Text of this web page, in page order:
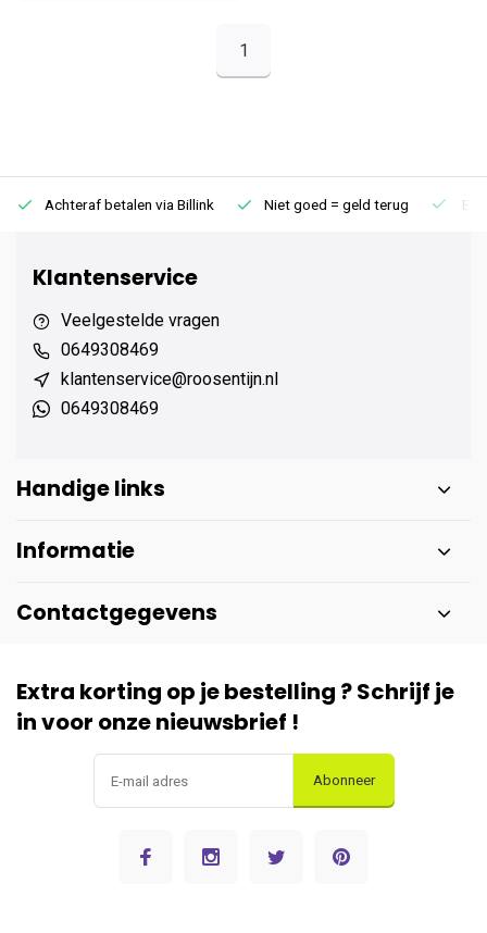
1
Achteraf betalen via Billink Niet goed = geld terug
Klantenservice
Veelgestelde vragen
0649308469
klantenservice@roosentijn.nl
0649308469
Handige links
Informatie
Contactgegevens
Extra korting op je bestelling ? Schrijf je
in voor onze nieuwsbrief !
Abonneer